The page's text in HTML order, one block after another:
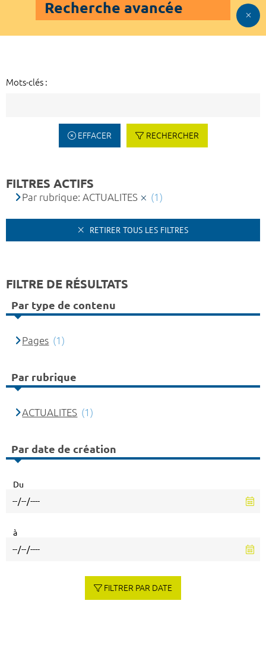
Recherche avancée
Mots-clés :
EFFACER RECHERCHER
FILTRES ACTIFS
Par rubrique: ACTUALITES (1)
RETIRER TOUS LES FILTRES
FILTRE DE RÉSULTATS
Par type de contenu
Pages (1)
Par rubrique
ACTUALITES (1)
Par date de création
Du
à
FILTRER PAR DATE